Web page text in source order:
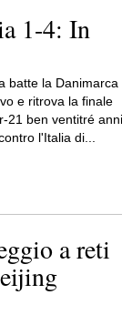
1-4: In
batte la Danimarca
e ritrova la finale
21 ben ventitré anni
l'Italia di...
a reti